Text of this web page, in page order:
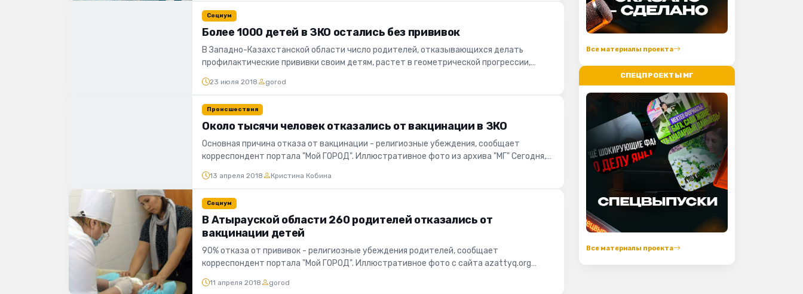
Социум
Более 1000 детей в ЗКО остались без прививок
В Западно-Казахстанской области число родителей, отказывающихся делать
профилактические прививки своим детям, растет в геометрической прогрессии,
23 июля 2018 gorod
Происшествия
Около тысячи человек отказались от вакцинации в ЗКО
Основная причина отказа от вакцинации - религиозные убеждения, сообщает
корреспондент портала "Мой ГОРОД". Иллюстративное фото из архива "МГ" Сегодня,
13 апреля 2018 Кристина Кобина
Социум
В Атырауской области 260 родителей отказались от
вакцинации детей
90% отказа от прививок - религиозные убеждения родителей, сообщает
корреспондент портала "Мой ГОРОД". Иллюстративное фото с сайта azattyq.org
11 апреля 2018 gorod
Все материалы проекта
СПЕЦПРОЕКТЫ МГ
Все материалы проекта